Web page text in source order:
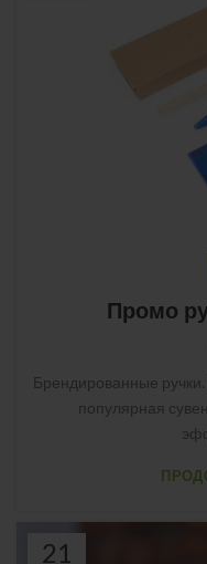
Промо
Брендированные
популярная
21